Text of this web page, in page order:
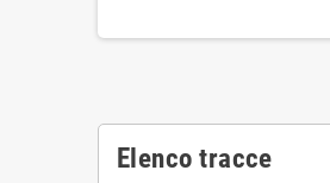
Elenco tracce